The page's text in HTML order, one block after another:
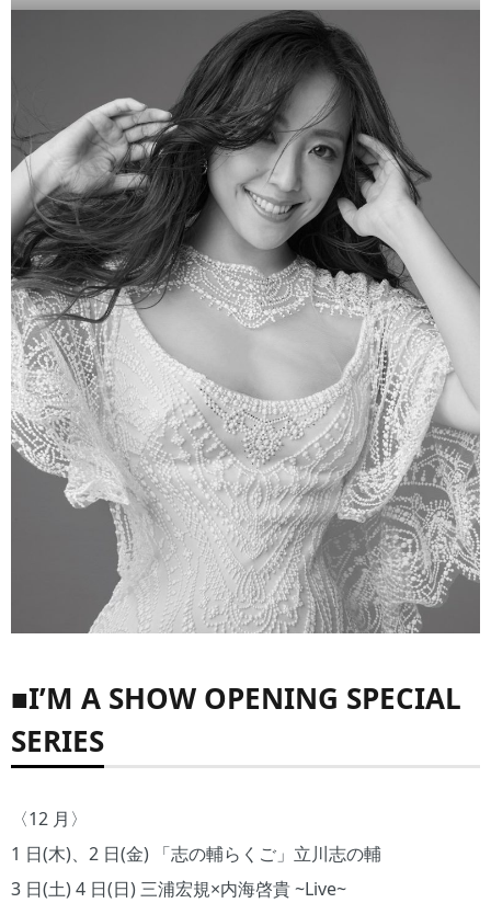
■I’M A SHOW OPENING SPECIAL
SERIES
〈12 月〉
1 日(木)、2 日(金) 「志の輔らくご」立川志の輔
3 日(土) 4 日(日) 三浦宏規×内海啓貴 ~Live~